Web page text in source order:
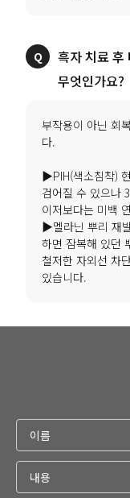
흑자 치료 후
무엇인가요?
부작용이 아닌 회
다.
▶PIH(색소침착)
검어질 수 있으나
이저보다는 미백
▶멜라닌 뿌리 재
하면 잠복해 있던
철저한 자외선 차
있습니다.